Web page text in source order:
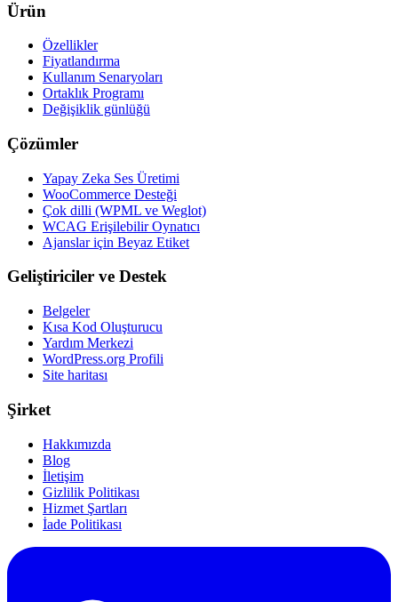
Ürün
Özellikler
Fiyatlandırma
Kullanım Senaryoları
Ortaklık Programı
Değişiklik günlüğü
Çözümler
Yapay Zeka Ses Üretimi
WooCommerce Desteği
Çok dilli (WPML ve Weglot)
WCAG Erişilebilir Oynatıcı
Ajanslar için Beyaz Etiket
Geliştiriciler ve Destek
Belgeler
Kısa Kod Oluşturucu
Yardım Merkezi
WordPress.org Profili
Site haritası
Şirket
Hakkımızda
Blog
İletişim
Gizlilik Politikası
Hizmet Şartları
İade Politikası